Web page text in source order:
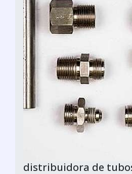
distribuidora de